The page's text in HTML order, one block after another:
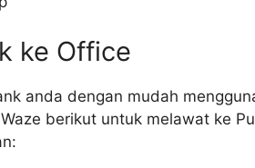
ke Office
anda dengan mudah
berikut untuk melawat ke